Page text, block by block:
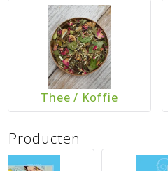
Thee/ Koffie
Producten